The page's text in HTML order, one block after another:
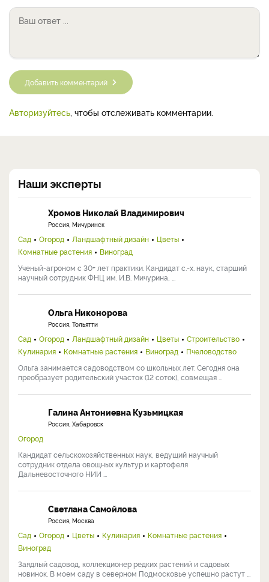
Добавить комментарий
Авторизуйтесь, чтобы отслеживать комментарии.
Наши эксперты
Хромов Николай Владимирович
Россия, Мичуринск
Сад Огород Ландшафтный дизайн
Цветы
Комнатные растения
Виноград
Ученый-агроном с 30+ лет практики. Кандидат с.-х. наук, старший
научный сотрудник ФНЦ им. И.В. Мичурина, ...
Ольга Никонорова
Россия, Тольятти
Сад Огород Ландшафтный дизайн Цветы
Строительство
Кулинария
Комнатные растения Виноград
Пчеловодство
Ольга занимается садоводством со школьных лет. Сегодня она
преобразует родительский участок (12 соток), совмещая ...
Галина Антониевна Кузьмицкая
Россия, Хабаровск
Огород
Кандидат сельскохозяйственных наук, ведущий научный
сотрудник отдела овощных культур и картофеля
Дальневосточного НИИ ...
Светлана Самойлова
Россия, Москва
Сад Огород Цветы Кулинария
Комнатные растения
Виноград
Заядлый садовод, коллекционер редких растений и садовых
новинок. В моем саду в северном Подмосковье успешно растут ...